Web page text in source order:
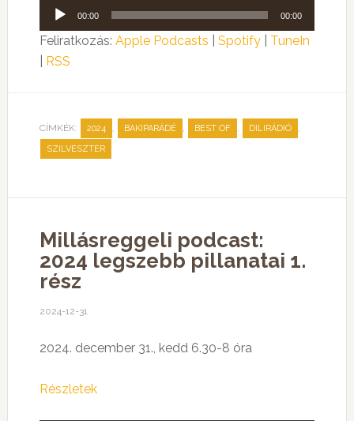
Audió
lejátszó
00:00 00:00
Feliratkozás: Apple Podcasts Spotify| TuneIn
RSS
CÍMKÉK: 2024 , BAKIPARÁDÉ , BEST OF , DILIRÁDIÓ ,
SZILVESZTER
Millásreggeli podcast:
2024 legszebb pillanatai 1.
rész
2024-12-31
2024. december 31., kedd 6.30-8 óra
Részletek